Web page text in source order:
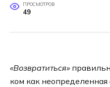
ПРОСМОТРОВ
49
«Возвратиться»
ком как